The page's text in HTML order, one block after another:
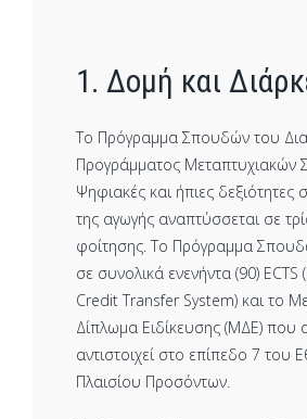
1. Δομή και
Το Πρόγραμμα Σπουδών του
Προγράμματος Μεταπτυχιακών
Ψηφιακές και ήπιες δεξιότητες
της αγωγής αναπτύσσεται σε
φοίτησης. Το Πρόγραμμα
σε συνολικά ενενήντα (90) ECTS
Credit Transfer System) και το
Δίπλωμα Ειδίκευσης (ΜΔΕ) που
αντιστοιχεί στο επίπεδο 7 του
Πλαισίου Προσόντων.